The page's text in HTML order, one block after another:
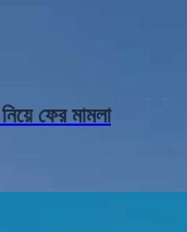
ফের মামলা